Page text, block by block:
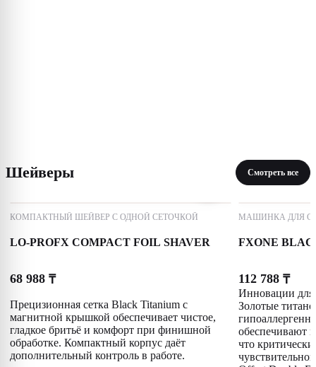
Шейверы Смотреть все
КОМПАКТНЫЙ ШЕЙВЕР С ОДНОЙ СЕТОЧКОЙ
LO-PROFX COMPACT FOIL SHAVER
68 988 ₸
Прецизионная сетка Black Titanium с
магнитной крышкой обеспечивает чистое,
гладкое бритьё и комфорт при финишной
обработке. Компактный корпус даёт
дополнительный контроль в работе.
МАШИНКА ДЛЯ
FXONE
112 788 ₸
Инновации для
Золотые
обеспечивают
что